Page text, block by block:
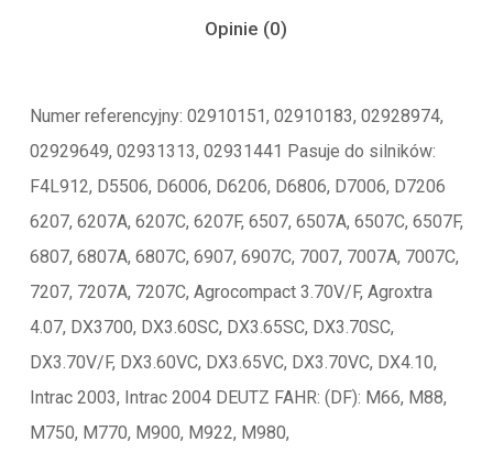
Opinie (0)
Numer referencyjny: 02910151, 02910183, 02928974,
02929649, 02931313, 02931441 Pasuje do silników:
F4L912, D5506, D6006, D6206, D6806, D7006, D7206
6207, 6207A, 6207C, 6207F, 6507, 6507A, 6507C, 6507F,
6807, 6807A, 6807C, 6907, 6907C, 7007, 7007A, 7007C,
7207, 7207A, 7207C, Agrocompact 3.70V/F, Agroxtra
4.07, DX3700, DX3.60SC, DX3.65SC, DX3.70SC,
DX3.70V/F, DX3.60VC, DX3.65VC, DX3.70VC, DX4.10,
Intrac 2003, Intrac 2004 DEUTZ FAHR: (DF): M66, M88,
M750, M770, M900, M922, M980,